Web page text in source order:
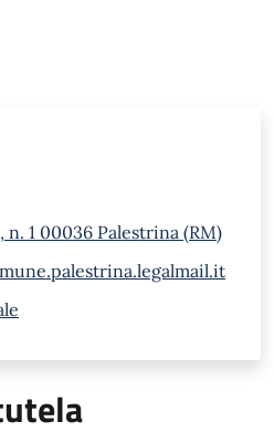
n. 1 00036 Palestrina (RM)